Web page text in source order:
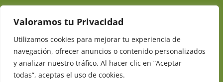
Valoramos tu Privacidad
Utilizamos cookies para mejorar tu experiencia de
navegación, ofrecer anuncios o contenido personalizados
y analizar nuestro tráfico. Al hacer clic en “Aceptar
todas”, aceptas el uso de cookies.
Copyright © 2025 – VR Clinical Center Todos los
Derechos Reservados